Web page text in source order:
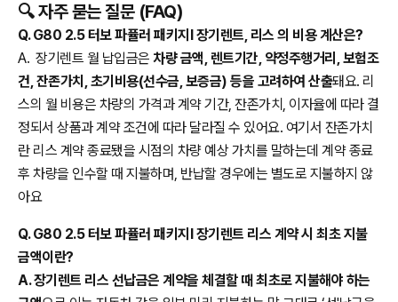
🔍 자주 묻는 질문 (FAQ)
Q. G80 2.5 터보 파퓰러 패키지Ⅰ 장기렌트, 리스 의 비용 계산은?
A. 장기렌트 월 납입금은 차량 금액, 렌트기간, 약정주행거리, 보험조
건, 잔존가치, 초기비용(선수금, 보증금) 등을 고려하여 산출돼요. 리
스의 월 비용은 차량의 가격과 계약 기간, 잔존가치, 이자율에 따라 결
정되서 상품과 계약 조건에 따라 달라질 수 있어요. 여기서 잔존가치
란 리스 계약 종료됐을 시점의 차량 예상 가치를 말하는데 계약 종료
후 차량을 인수할 때 지불하며, 반납할 경우에는 별도로 지불하지 않
아요
Q. G80 2.5 터보 파퓰러 패키지Ⅰ 장기렌트 리스 계약 시 최초 지불
금액이란?
A. 장기렌트 리스 선납금은 계약을 체결할 때 최초로 지불해야 하는